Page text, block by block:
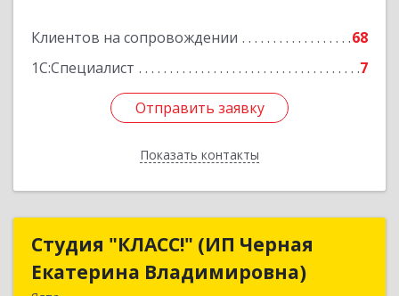
Клиентов на сопровождении
68
1С:Специалист
7
Отправить заявку
Показать контакты
Подробнее
Отправить заявку
Назад
Студия "КЛАСС!" (ИП Черная
Екатерина Владимировна)
Студия "КЛАСС!" (ИП Черная
Екатерина Владимировна)